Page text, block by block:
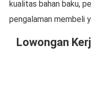
kualitas bahan baku,
pengalaman membeli
Lowongan